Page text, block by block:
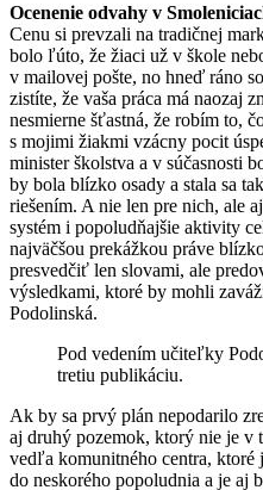
Ocenenie odvahy v
Cenu si prevzali na tradičnej
bolo ľúto, že žiaci už v škole
v mailovej pošte, no hneď ráno
zistíte, že vaša práca má naozaj
nesmierne šťastná, že robím to,
s mojimi žiakmi vzácny pocit
minister školstva a v súčasnosti
by bola blízko osady a stala sa
riešením. A nie len pre nich, ale
systém i popoludňajšie aktivity
najväčšou prekážkou práve
presvedčiť len slovami, ale
výsledkami, ktoré by mohli
Podolinská.
Pod vedením učiteľky
tretiu publikáciu.
Ak by sa prvý plán nepodarilo
aj druhý pozemok, ktorý nie je v
vedľa komunitného centra, ktoré
do neskorého popoludnia a je aj